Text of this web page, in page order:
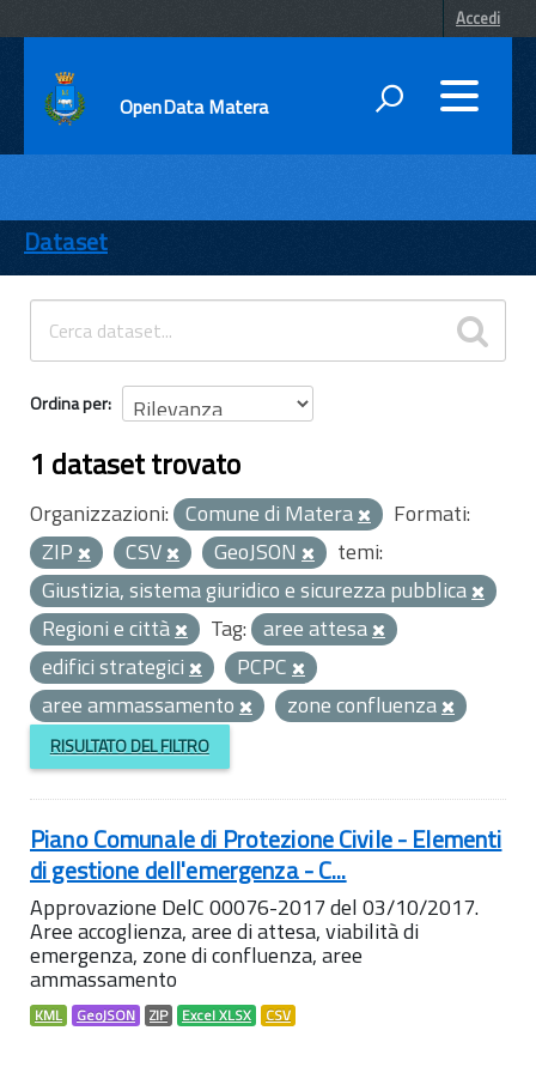
Accedi
OpenData Matera
ENTI
TEMI
INFORMAZIONI
Dataset
Ordina per
1 dataset trovato
Organizzazioni: Comune di Matera
Formati:
ZIP
CSV GeoJSON
temi:
Giustizia, sistema giuridico e sicurezza pubblica
Regioni e città
Tag: aree attesa
edifici strategici
PCPC
aree ammassamento
zone confluenza
RISULTATO DEL FILTRO
Piano Comunale di Protezione Civile - Elementi
di gestione dell'emergenza - C...
Approvazione DelC 00076-2017 del 03/10/2017.
Aree accoglienza, aree di attesa, viabilità di
emergenza, zone di confluenza, aree
ammassamento
KML GeoJSON ZIP Excel XLSX CSV